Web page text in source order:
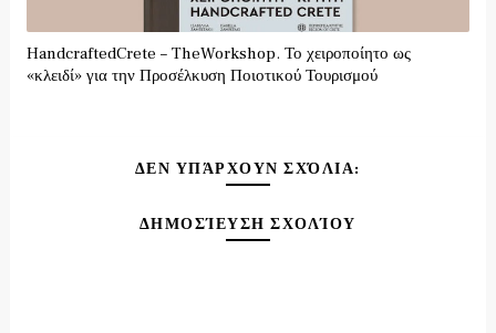
HandcraftedCrete – TheWorkshop. Το χειροποίητο ως
«κλειδί» για την Προσέλκυση Ποιοτικού Τουρισμού
ΔΕΝ ΥΠΆΡΧΟΥΝ ΣΧΌΛΙΑ:
ΔΗΜΟΣΊΕΥΣΗ ΣΧΟΛΊΟΥ